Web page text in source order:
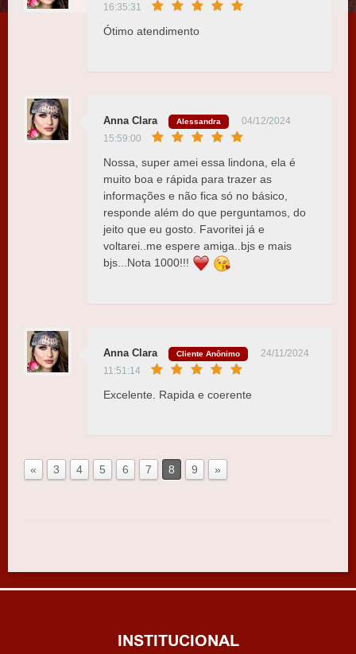
16:35:31
Ótimo atendimento
Anna Clara Alessandra
04/12/2024
15:59:00
Nossa, super amei essa lindona, ela é
muito boa e rápida para trazer as
informações e não fica só no básico,
responde além do que perguntamos, do
jeito que eu gosto. Favoritei já e
voltarei..me espere amiga..bjs e mais
bjs...Nota 1000!!!
Anna Clara Cliente Anônimo
24/11/2024
11:51:14
Excelente. Rapida e coerente
« 3 4 5 6 7 8 9 »
INSTITUCIONAL